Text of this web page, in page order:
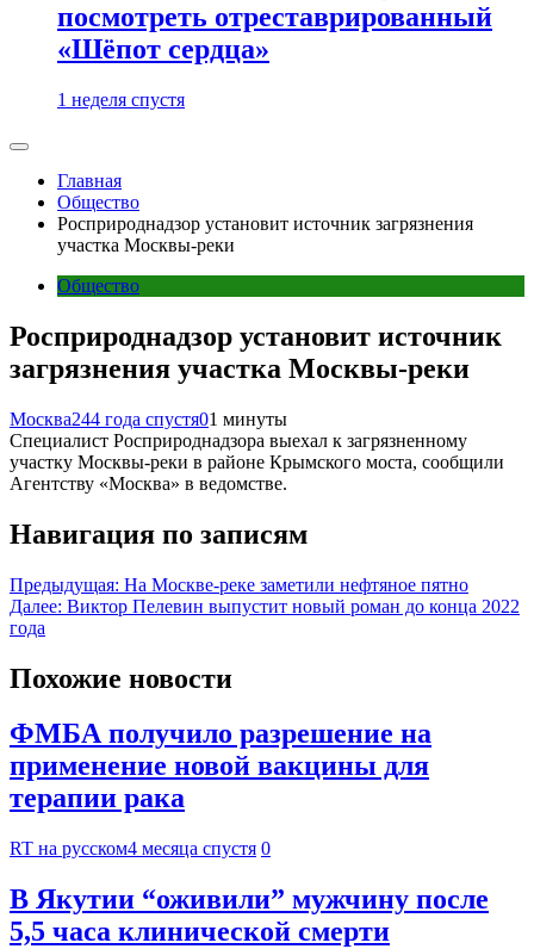
посмотреть отреставрированный
«Шёпот сердца»
1 неделя спустя
Главная
Общество
Росприроднадзор установит источник загрязнения
участка Москвы-реки
Общество
Росприроднадзор установит источник
загрязнения участка Москвы-реки
Москва244 года спустя01 минуты
Специалист Росприроднадзора выехал к загрязненному
участку Москвы-реки в районе Крымского моста, сообщили
Агентству «Москва» в ведомстве.
Навигация по записям
Предыдущая: На Москве-реке заметили нефтяное пятно
Далее: Виктор Пелевин выпустит новый роман до конца 2022
года
Похожие новости
ФМБА получило разрешение на
применение новой вакцины для
терапии рака
RT на русском4 месяца спустя 0
В Якутии “оживили” мужчину после
5,5 часа клинической смерти